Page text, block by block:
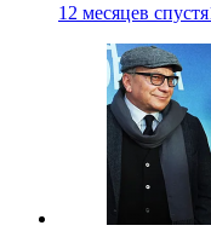
12 месяцев спустя